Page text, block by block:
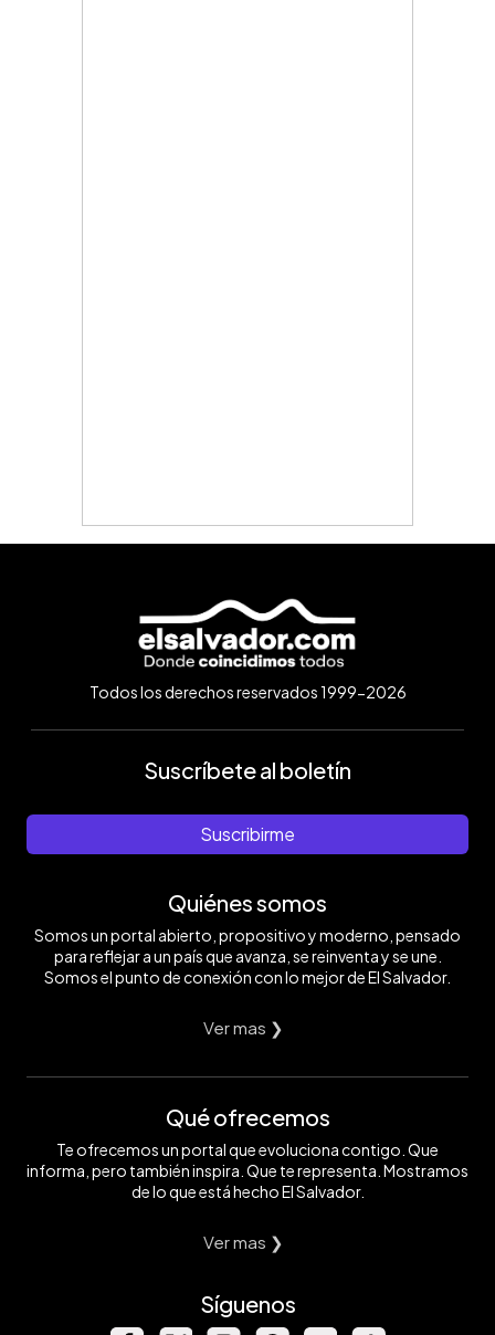
Todos los derechos reservados 1999-2026
Suscríbete al boletín
Suscribirme
Quiénes somos
Somos un portal abierto, propositivo y moderno, pensado
para reflejar a un país que avanza, se reinventa y se une.
Somos el punto de conexión con lo mejor de El Salvador.
Ver mas ❯
Qué ofrecemos
Te ofrecemos un portal que evoluciona contigo. Que
informa, pero también inspira. Que te representa. Mostramos
de lo que está hecho El Salvador.
Ver mas ❯
Síguenos